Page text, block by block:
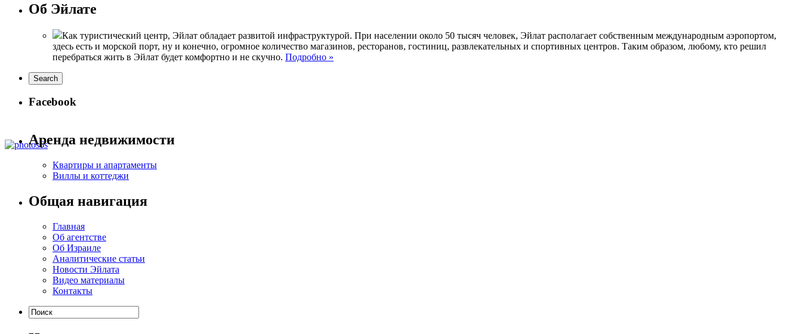
Об Эйлате
Как туристический центр, Эйлат обладает развитой инфраструктурой. При населении около 50 тысяч человек, Эйлат располагает собственным международным аэропортом,
здесь есть и морской порт, ну и конечно, огромное количество магазинов, ресторанов, гостиниц, развлекательных и спортивных центров. Таким образом, любому, кто решил
перебраться жить в Эйлат будет комфортно и не скучно. Подробно »
Facebook
Аренда недвижимости
Квартиры и апартаменты
Виллы и коттеджи
Общая навигация
Главная
Об агентстве
Об Израиле
Аналитические статьи
Новости Эйлата
Видео материалы
Контакты